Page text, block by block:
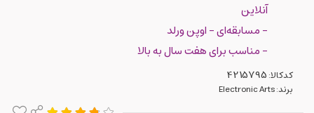
آنلاین
- مسابقه‌ای - اوپن ورلد
- مناسب برای هفت سال به بالا
کدکالا:
برند:Electronic Arts